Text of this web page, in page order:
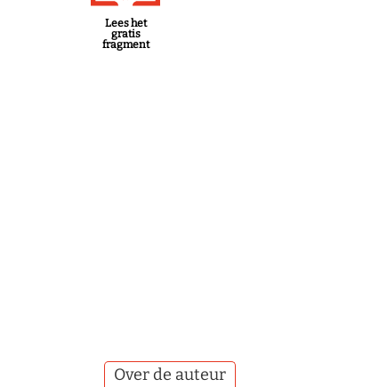
Lees het
gratis
fragment
Over de auteur